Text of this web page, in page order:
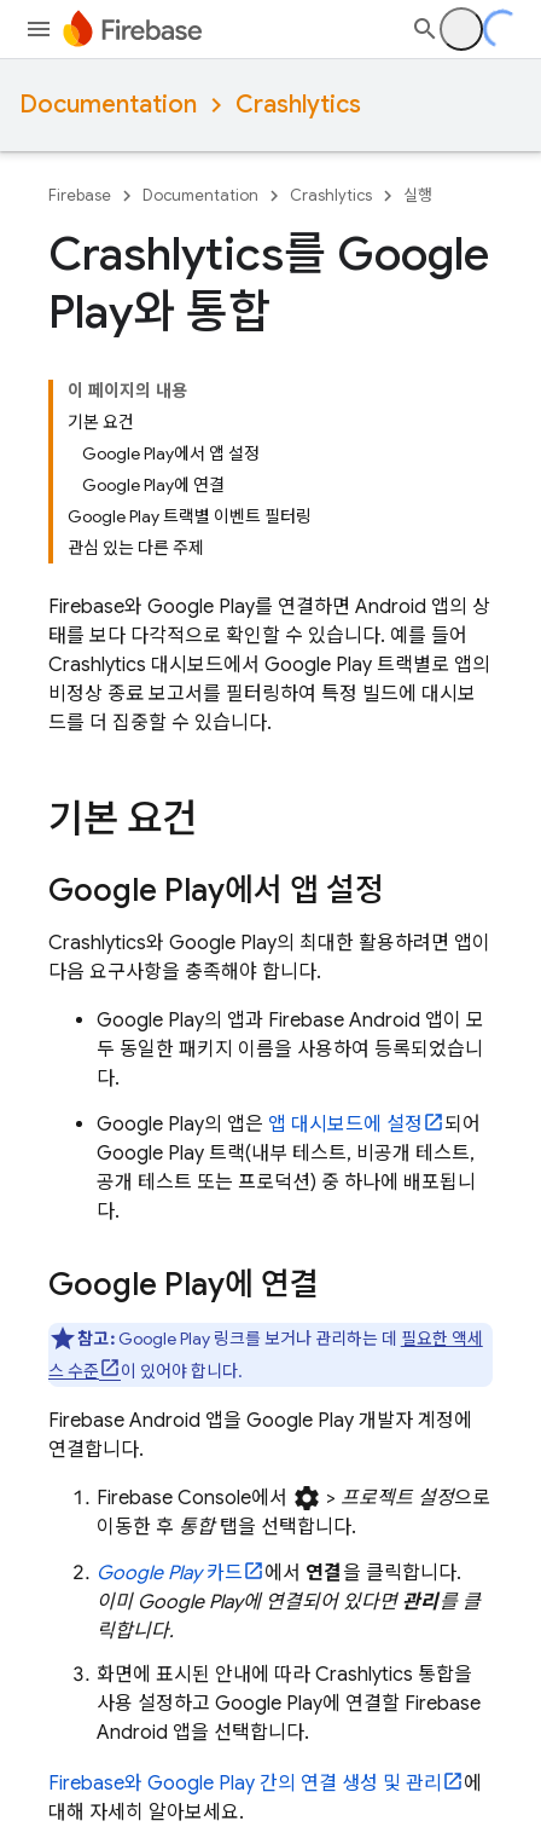
Documentation Crashlytics
Firebase Documentation Crashlytics 실행
Crashlytics를 Google
Play와 통합
이 페이지의 내용
기본 요건
Google Play에서 앱 설정
Google Play에 연결
Google Play 트랙별 이벤트 필터링
관심 있는 다른 주제
Firebase와 Google Play를 연결하면 Android 앱의 상
태를 보다 다각적으로 확인할 수 있습니다. 예를 들어
Crashlytics 대시보드에서 Google Play 트랙별로 앱의
비정상 종료 보고서를 필터링하여 특정 빌드에 대시보
드를 더 집중할 수 있습니다.
기본 요건
Google Play에서 앱 설정
Crashlytics와 Google Play의 최대한 활용하려면 앱이
다음 요구사항을 충족해야 합니다.
Google Play의 앱과 Firebase Android 앱이 모
두 동일한 패키지 이름을 사용하여 등록되었습니
다.
Google Play의 앱은 앱 대시보드에 설정
되어
Google Play 트랙(내부 테스트, 비공개 테스트,
공개 테스트 또는 프로덕션) 중 하나에 배포됩니
다.
Google Play에 연결
참고: Google Play링크를 보거나 관리하는 데 필요한 액세
스 수준
이 있어야 합니다.
Firebase Android 앱을 Google Play 개발자 계정에
연결합니다.
Firebase Console에서 settings > 프로젝트 설정으로
이동한 후 통합탭을 선택합니다.
Google Play카드 에서 연결 을 클릭합니다.
이미 Google Play에 연결되어 있다면 관리를 클
릭합니다.
화면에 표시된 안내에 따라 Crashlytics 통합을
사용 설정하고 Google Play에 연결할 Firebase
Android 앱을 선택합니다.
Firebase와 Google Play 간의 연결 생성 및 관리
에
대해 자세히 알아보세요.